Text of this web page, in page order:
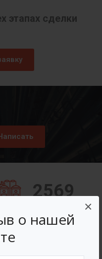
о нашей
×
этапах сделки
2569